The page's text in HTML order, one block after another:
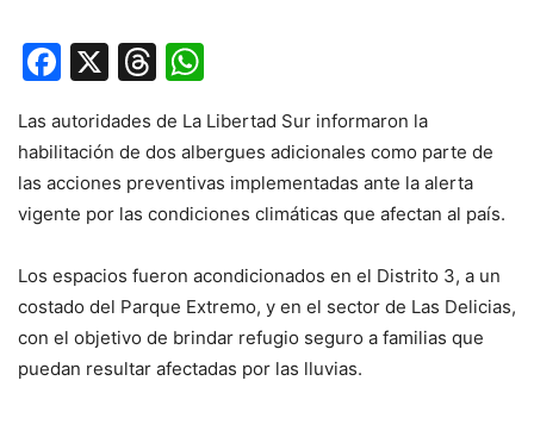
Facebook
X Threads
Las autoridades de La Libertad Sur informaron la
habilitación de dos albergues adicionales como parte de
las acciones preventivas implementadas ante la alerta
vigente por las condiciones climáticas que afectan al país.
Los espacios fueron acondicionados en el Distrito 3, a un
costado del Parque Extremo, y en el sector de Las Delicias,
con el objetivo de brindar refugio seguro a familias que
puedan resultar afectadas por las lluvias.